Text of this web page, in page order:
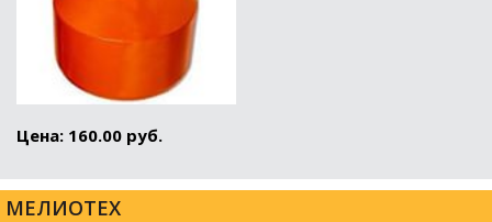
Цена: 160.00 руб.
МЕЛИОТЕХ